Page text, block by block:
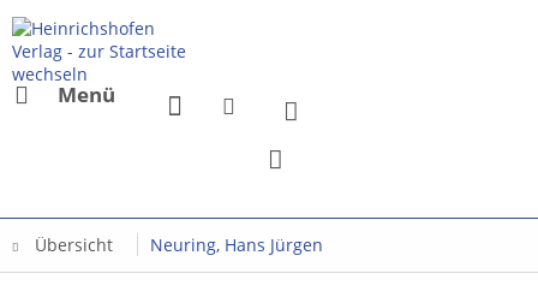
Menü
Übersicht Neuring, Hans Jürgen